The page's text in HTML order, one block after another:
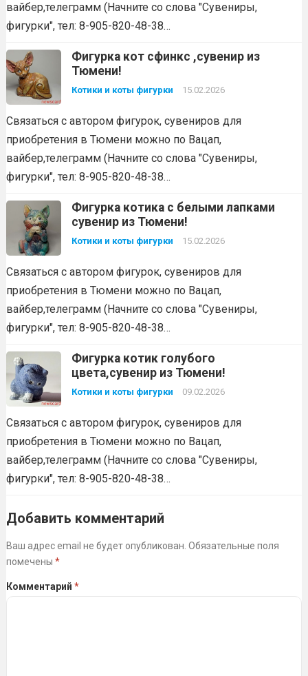
вайбер,телеграмм (Начните со слова "Сувениры,
фигурки", тел: 8-905-820-48-38…
Фигурка кот сфинкс ,сувенир из
Тюмени!
Котики и коты фигурки 15.02.2026
Связаться с автором фигурок, сувениров для
приобретения в Тюмени можно по Вацап,
вайбер,телеграмм (Начните со слова "Сувениры,
фигурки", тел: 8-905-820-48-38…
Фигурка котика с белыми лапками
сувенир из Тюмени!
Котики и коты фигурки 15.02.2026
Связаться с автором фигурок, сувениров для
приобретения в Тюмени можно по Вацап,
вайбер,телеграмм (Начните со слова "Сувениры,
фигурки", тел: 8-905-820-48-38…
Фигурка котик голубого
цвета,сувенир из Тюмени!
Котики и коты фигурки 09.02.2026
Связаться с автором фигурок, сувениров для
приобретения в Тюмени можно по Вацап,
вайбер,телеграмм (Начните со слова "Сувениры,
фигурки", тел: 8-905-820-48-38…
Добавить комментарий
Ваш адрес email не будет опубликован. Обязательные поля
помечены *
Комментарий *